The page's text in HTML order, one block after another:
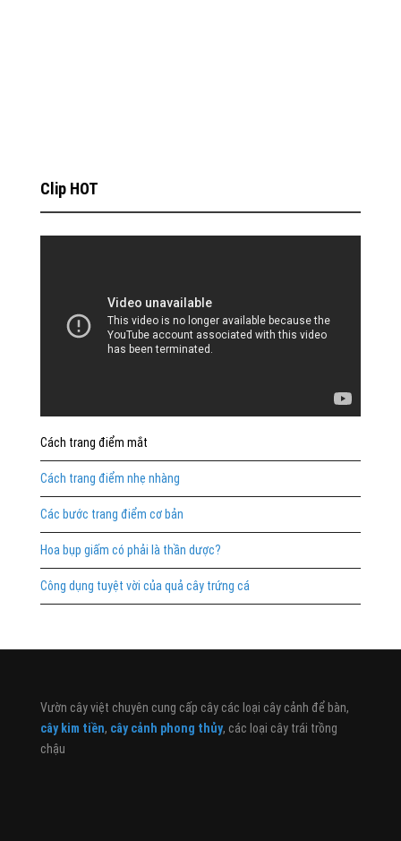
Clip HOT
Cách trang điểm mắt
Cách trang điểm nhẹ nhàng
Các bước trang điểm cơ bản
Hoa bụp giấm có phải là thần dược?
Công dụng tuyệt vời của quả cây trứng cá
Vườn cây việt chuyên cung cấp cây các loại cây cảnh để bàn,
cây kim tiền, cây cảnh phong thủy, các loại cây trái trồng
chậu